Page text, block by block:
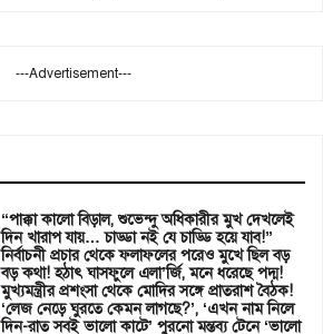
---Advertisement---
“পাক্কা কালো বিড়াল, শুভেন্দু অধিকারীর মুখ দেখলেই
দিন খারাপ যায়… চাড্ডা নই যে চাড্ডি হয়ে যাব!”
নির্বাচনী প্রচার থেকে ফলাফলের পরেও মুখে ছিল বড়
বড় কথা! হঠাৎ ঘাসফুলে এলা’র্জি, মনে ধরেছে পদ্ম!
মুখ্যমন্ত্রীর প্রশংসা থেকে মোদির সঙ্গে প্রাতরাশ বৈঠক!
‘লেজ নেড়ে ঘুরতে কেমন লাগছে?’, ‘এখন নাম নিলে
দিন-রাত সবই ভালো কাটে’ পুরনো মন্তব্য টেনে ‘ভালো